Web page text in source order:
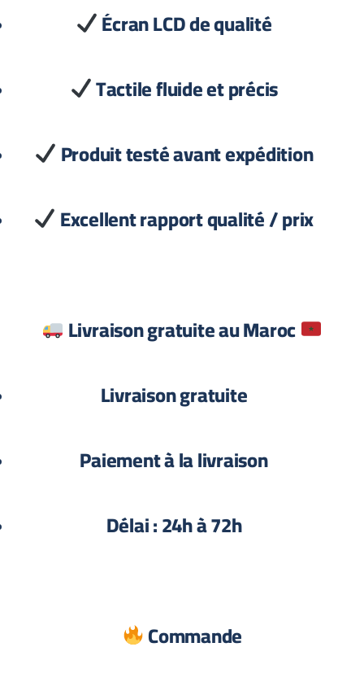
Écran LCD de qualité
Tactile fluide et précis
Produit testé avant expédition
Excellent rapport qualité / prix
Livraison gratuite au Maroc
Livraison gratuite
Paiement à la livraison
Délai : 24h à 72h
Commande